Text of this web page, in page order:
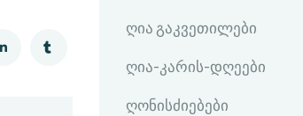
ღია გაკვეთილები
ღია-კარის-დღეები
ღონისძიებები